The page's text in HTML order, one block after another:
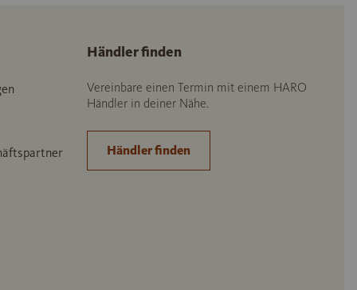
Händler finden
Vereinbare einen Termin mit einem HARO
Händler in deiner Nähe.
Händler finden